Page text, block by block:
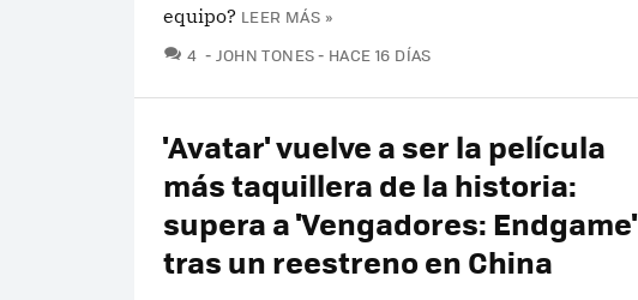
equipo? LEER MÁS »
4 COMENTARIOS
JOHN TONES HACE 16 DÍAS
'Avatar' vuelve a ser la película
más taquillera de la historia:
supera a 'Vengadores: Endgame'
tras un reestreno en China